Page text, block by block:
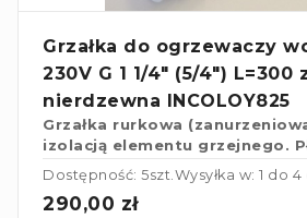
Grzałka do ogrzewaczy
230V G 1 1/4" (5/4") L=300
nierdzewna INCOLOY825
Grzałka rurkowa
izolacją elementu grzejnego.
wykonany ze stali
INCOLOY825 z wyższą
przegrzewanie oraz działania
Dostępność: 5szt.Wysyłka w: 1 do
290,00 zł